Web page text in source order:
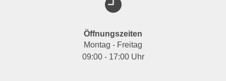
Öffnungszeiten
Montag - Freitag
09:00 - 17:00 Uhr